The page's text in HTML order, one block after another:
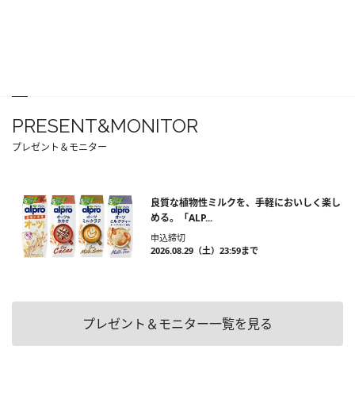
PRESENT&MONITOR
プレゼント＆モニター
良質な植物性ミルクを、手軽においしく楽し
める。「ALP...
申込締切
2026.08.29（土）23:59まで
プレゼント＆モニター一覧を見る